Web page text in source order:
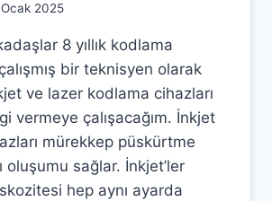
2025
8 yıllık kodlama
bir teknisyen olarak
ve lazer kodlama cihazları
vermeye çalışacağım. İnkjet
mürekkep püskürtme
oluşumu sağlar. İnkjet’ler
hep aynı ayarda